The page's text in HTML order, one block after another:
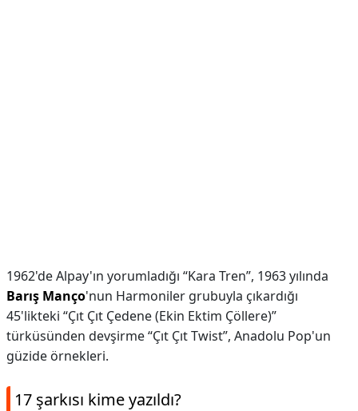
1962'de Alpay'ın yorumladığı “Kara Tren”, 1963 yılında
Barış Manço'nun Harmoniler grubuyla çıkardığı
45'likteki “Çıt Çıt Çedene (Ekin Ektim Çöllere)”
türküsünden devşirme “Çıt Çıt Twist”, Anadolu Pop'un
güzide örnekleri.
17 şarkısı kime yazıldı?